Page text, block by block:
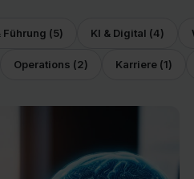
Führung (5) KI & Digital (4)
Operations (2) Karriere (1)